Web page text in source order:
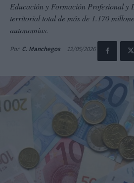
Educación y Formación Profesional y
territorial total de más de 1.170
autonomías.
Por C. Manchegos 12/05/2026